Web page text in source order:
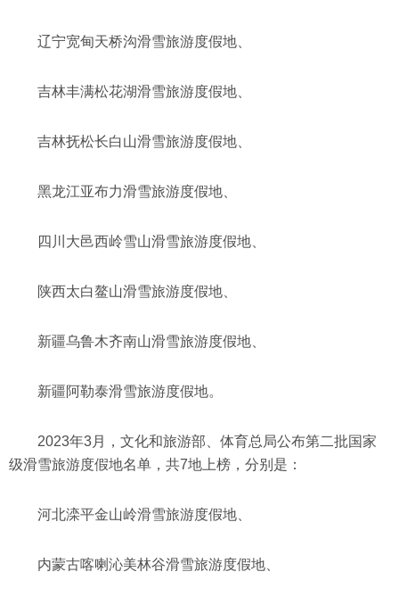
辽宁宽甸天桥沟滑雪旅游度假地、
吉林丰满松花湖滑雪旅游度假地、
吉林抚松长白山滑雪旅游度假地、
黑龙江亚布力滑雪旅游度假地、
四川大邑西岭雪山滑雪旅游度假地、
陕西太白鳌山滑雪旅游度假地、
新疆乌鲁木齐南山滑雪旅游度假地、
新疆阿勒泰滑雪旅游度假地。
2023年3月，文化和旅游部、体育总局公布第二批国家
级滑雪旅游度假地名单，共7地上榜，分别是：
河北滦平金山岭滑雪旅游度假地、
内蒙古喀喇沁美林谷滑雪旅游度假地、